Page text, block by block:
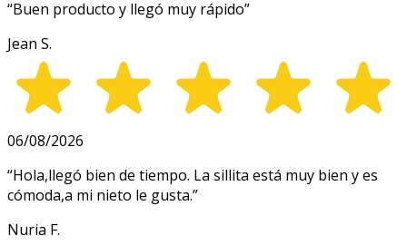
“Buen producto y llegó muy rápido”
Jean S.
06/08/2026
“Hola,llegó bien de tiempo. La sillita está muy bien y es
cómoda,a mi nieto le gusta.”
Nuria F.